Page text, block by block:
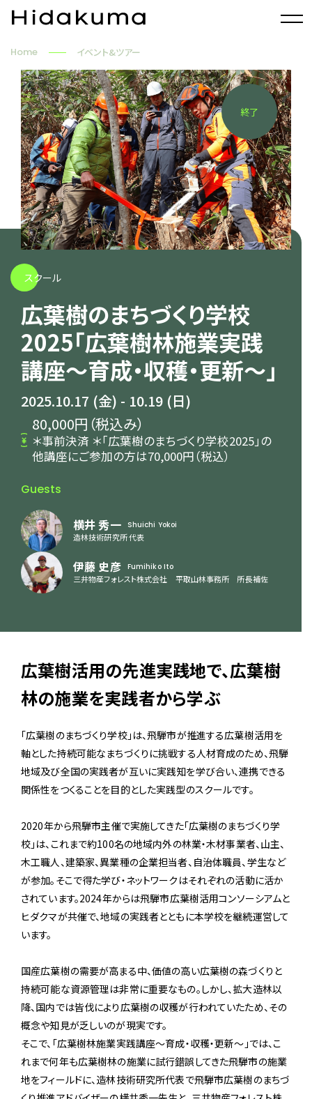
Home イベント&ツアー
終了
スクール
広葉樹のまちづくり学校
2025「広葉樹林施業実践
講座〜育成・収穫・更新〜」
2025.10.17 (金) - 10.19 (日)
80,000円（税込み）
＊事前決済 ＊「広葉樹のまちづくり学校2025」の
他講座にご参加の方は70,000円（税込）
Guests
横井 秀一 Shuichi Yokoi
造林技術研究所 代表
伊藤 史彦 Fumihiko Ito
三井物産フォレスト株式会社 平取山林事務所 所長補佐
広葉樹活用の先進実践地で、広葉樹
林の施業を実践者から学ぶ
「広葉樹のまちづくり学校」は、飛騨市が推進する広葉樹活用を
軸とした持続可能なまちづくりに挑戦する人材育成のため、飛騨
地域及び全国の実践者が互いに実践知を学び合い、連携できる
関係性をつくることを目的とした実践型のスクールです。
2020年から飛騨市主催で実施してきた「広葉樹のまちづくり学
校」は、これまで約100名の地域内外の林業・木材事業者、山主、
木工職人、建築家、異業種の企業担当者、自治体職員、学生など
が参加。そこで得た学び・ネットワークはそれぞれの活動に活か
されています。2024年からは飛騨市広葉樹活用コンソーシアムと
ヒダクマが共催で、地域の実践者とともに本学校を継続運営して
います。
国産広葉樹の需要が高まる中、価値の高い広葉樹の森づくりと
持続可能な資源管理は非常に重要なもの。しかし、拡大造林以
降、国内では皆伐により広葉樹の収穫が行われていたため、その
概念や知見が乏しいのが現実です。
そこで、「広葉樹林施業実践講座〜育成・収穫・更新〜」では、こ
れまで何年も広葉樹林の施業に試行錯誤してきた飛騨市の施業
地をフィールドに、造林技術研究所代表で飛騨市広葉樹のまちづ